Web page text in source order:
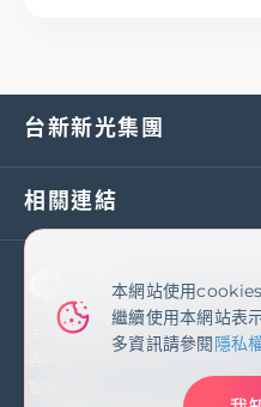
台新新光集團
相關連結
手機及國外客服專線：(02)2171-
本網站使用
繼續使用本網站表
多資訊請參閱隱私
繼續使用本網站
多資訊請參閱隱